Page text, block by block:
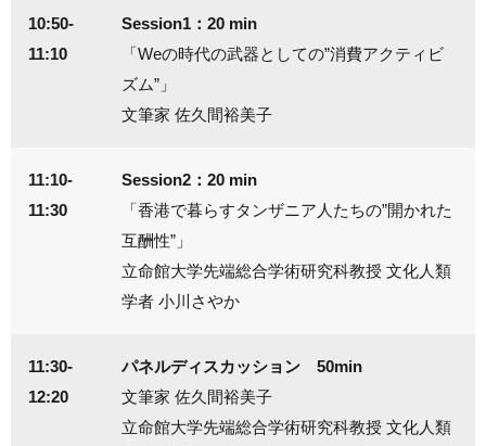
10:50-
11:10
Session1：20 min
「Weの時代の武器としての”消費アクティビ
ズム”」
文筆家 佐久間裕美子
11:10-
11:30
Session2：20 min
「香港で暮らすタンザニア人たちの”開かれた
互酬性”」
立命館大学先端総合学術研究科教授 文化人類
学者 小川さやか
11:30-
12:20
パネルディスカッション 50min
文筆家 佐久間裕美子
立命館大学先端総合学術研究科教授 文化人類